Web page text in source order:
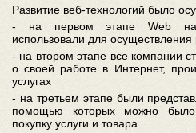
Развитие веб-технологий было
- на первом этапе Web
использовали для
- на втором этапе все компании
о своей работе в Интернет,
услугах
- на третьем этапе были
помощью которых можно было
покупку услуги и товара